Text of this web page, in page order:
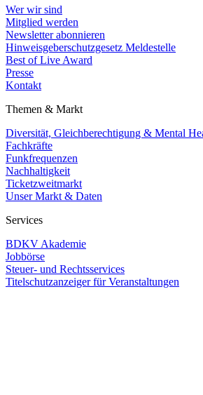
Wer wir sind
Mitglied werden
Newsletter abonnieren
Hinweisgeberschutzgesetz Meldestelle
Best of Live Award
Presse
Kontakt
Themen & Markt
Diversität, Gleichberechtigung & Mental
Fachkräfte
Funkfrequenzen
Nachhaltigkeit
Ticketzweitmarkt
Unser Markt & Daten
Services
BDKV Akademie
Jobbörse
Steuer- und Rechtsservices
Titelschutzanzeiger für Veranstaltungen